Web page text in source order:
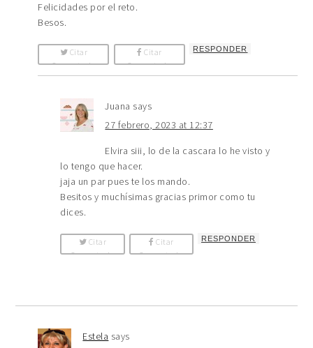
Felicidades por el reto.
Besos.
Citar
Comentario
Citar
Comentario
RESPONDER
Juana says
27 febrero, 2023 at 12:37
Elvira siii, lo de la cascara lo he visto y
lo tengo que hacer.
jaja un par pues te los mando.
Besitos y muchísimas gracias primor como tu
dices.
Citar
Comentario
Citar
Comentario
RESPONDER
Estela says